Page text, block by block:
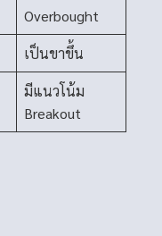
Overbought
เป็นขาขึ้น
มีแนวโน้ม
Breakout